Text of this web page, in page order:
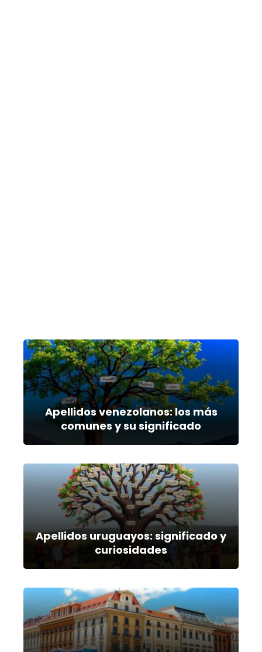
Apellidos venezolanos: los más
comunes y su significado
Apellidos uruguayos: significado y
curiosidades